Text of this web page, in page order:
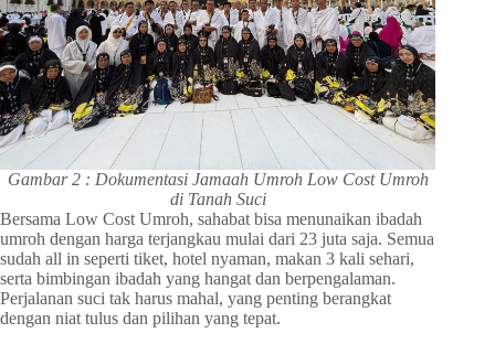
Gambar 2 : Dokumentasi Jamaah Umroh Low Cost Umroh
di Tanah Suci
Bersama Low Cost Umroh, sahabat bisa menunaikan ibadah
umroh dengan harga terjangkau mulai dari 23 juta saja. Semua
sudah all in seperti tiket, hotel nyaman, makan 3 kali sehari,
serta bimbingan ibadah yang hangat dan berpengalaman.
Perjalanan suci tak harus mahal, yang penting berangkat
dengan niat tulus dan pilihan yang tepat.